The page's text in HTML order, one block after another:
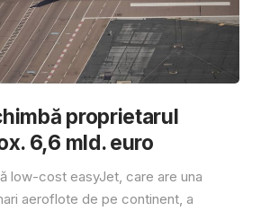
proprietarul
6,6 mld. euro
low-cost easyJet, care are una
aeroflote de pe continent, a